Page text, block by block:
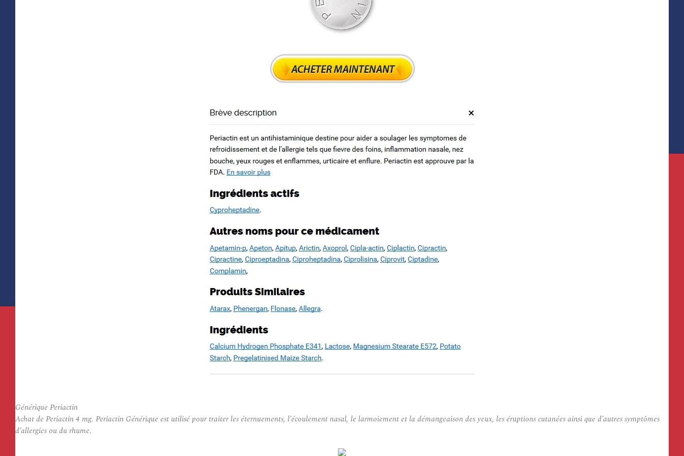
Générique Periactin
Achat de Periactin 4 mg. Periactin Générique est utilisé pour traiter les éternuements, l’écoulement nasal, le larmoiement et la démangeaison des yeux, les éruptions cutanées ainsi que d’autres symptômes
d’allergies ou du rhume.